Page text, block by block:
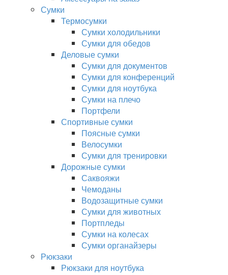
Сумки
Термосумки
Сумки холодильники
Сумки для обедов
Деловые сумки
Сумки для документов
Сумки для конференций
Сумки для ноутбука
Сумки на плечо
Портфели
Спортивные сумки
Поясные сумки
Велосумки
Сумки для тренировки
Дорожные сумки
Саквояжи
Чемоданы
Водозащитные сумки
Сумки для животных
Портпледы
Сумки на колесах
Сумки органайзеры
Рюкзаки
Рюкзаки для ноутбука